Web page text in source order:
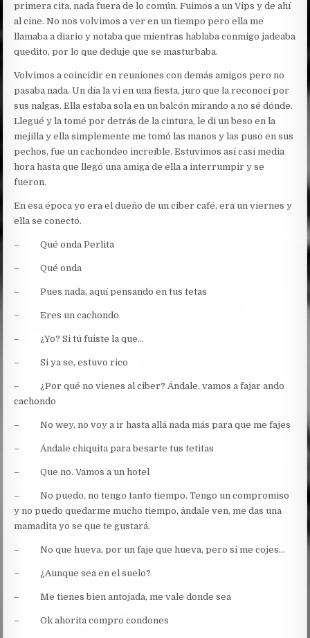
primera cita, nada fuera de lo común. Fuimos a un Vips y de ahí
al cine. No nos volvimos a ver en un tiempo pero ella me
llamaba a diario y notaba que mientras hablaba conmigo jadeaba
quedito, por lo que deduje que se masturbaba.
Volvimos a coincidir en reuniones con demás amigos pero no
pasaba nada. Un día la vi en una fiesta, juro que la reconocí por
sus nalgas. Ella estaba sola en un balcón mirando a no sé dónde.
Llegué y la tomé por detrás de la cintura, le di un beso en la
mejilla y ella simplemente me tomó las manos y las puso en sus
pechos, fue un cachondeo increíble. Estuvimos así casi media
hora hasta que llegó una amiga de ella a interrumpir y se
fueron.
En esa época yo era el dueño de un ciber café, era un viernes y
ella se conectó.
– Qué onda Perlita
– Qué onda
– Pues nada, aquí pensando en tus tetas
– Eres un cachondo
– ¿Yo? Si tú fuiste la que…
– Si ya se, estuvo rico
– ¿Por qué no vienes al ciber? Ándale, vamos a fajar ando
cachondo
– No wey, no voy a ir hasta allá nada más para que me fajes
– Ándale chiquita para besarte tus tetitas
– Que no. Vamos a un hotel
– No puedo, no tengo tanto tiempo. Tengo un compromiso
y no puedo quedarme mucho tiempo, ándale ven, me das una
mamadita yo se que te gustará.
– No que hueva, por un faje que hueva, pero si me cojes…
– ¿Aunque sea en el suelo?
– Me tienes bien antojada, me vale donde sea
– Ok ahorita compro condones